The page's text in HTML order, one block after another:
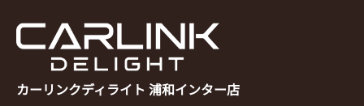
カーリンクディライト 浦和インター店